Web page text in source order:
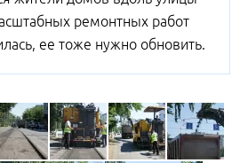
ремонтных работ
ее тоже нужно обновить.